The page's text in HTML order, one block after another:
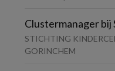
Clustermanager bij
STICHTING
GORINCHEM